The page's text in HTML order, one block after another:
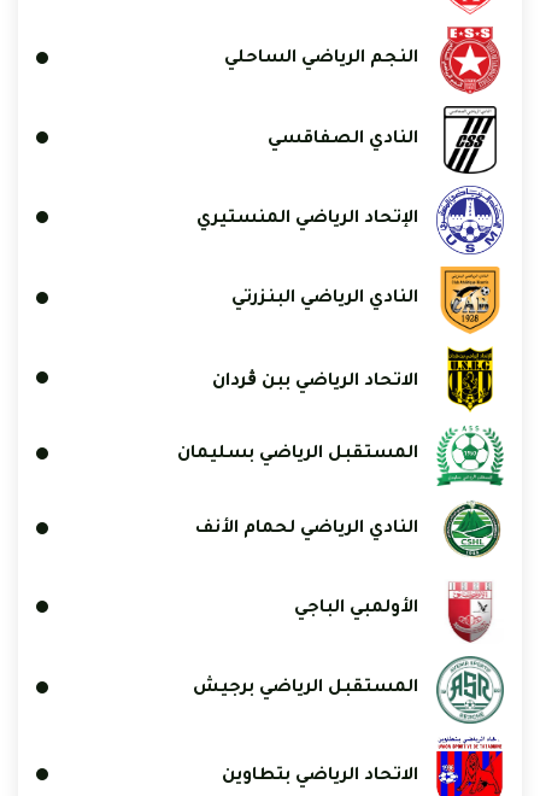
النجم الرياضي الساحلي
النادي الصفاقسي
الإتحاد الرياضي المنستيري
النادي الرياضي البنزرتي
الاتحاد الرياضي ببن ڨردان
المستقبل الرياضي بسليمان
النادي الرياضي لحمام الأنف
الأولمبي الباجي
المستقبل الرياضي برجيش
الاتحاد الرياضي بتطاوين